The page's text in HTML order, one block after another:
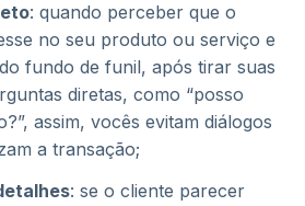
: quando perceber que o
no seu produto ou serviço e
fundo de funil, após tirar suas
diretas, como “posso
assim, vocês evitam diálogos
a transação;
: se o cliente parecer